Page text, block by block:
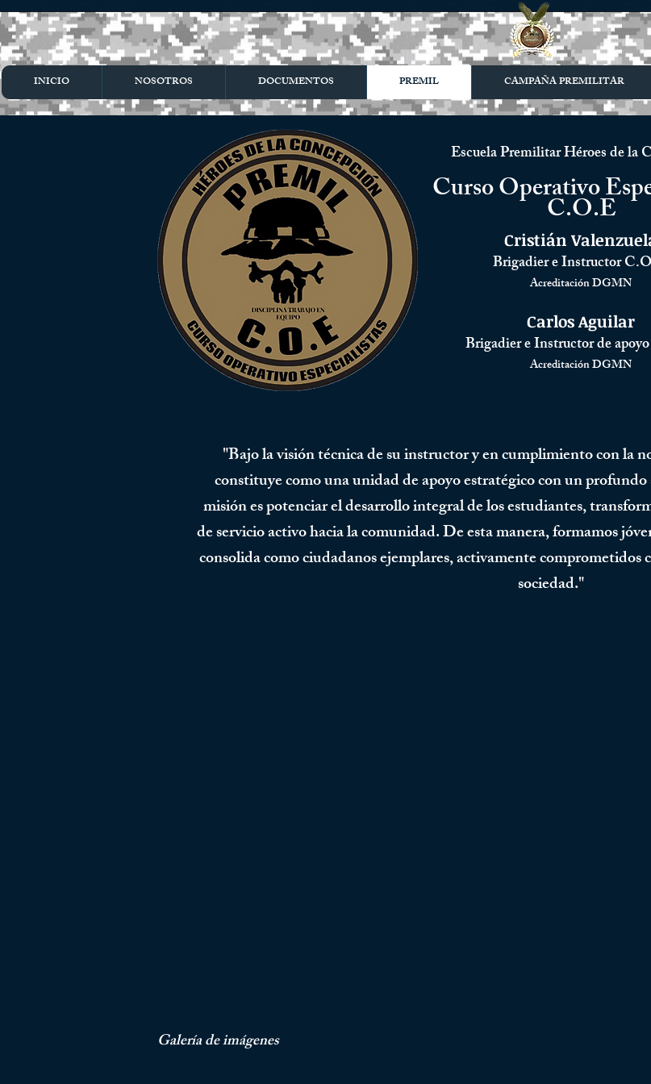
INICIO NOSOTROS DOCUMENTOS PREMIL CAMPAÑA PREMILITAR
Escuela Premilitar Héroes de la
Curso Operativo
C.O.E
Cristián
Brigadier e Instructor
Acreditación DGMN
Carlos Aguilar
Brigadier e Instructor de
Acreditación DGMN
"Bajo la visión técnica de su instructor y en cumplimiento con la
constituye como una unidad de apoyo estratégico con un
misión es potenciar el desarrollo integral de los estudiantes,
de servicio activo hacia la comunidad. De esta manera, formamos
consolida como ciudadanos ejemplares, activamente comprometidos
sociedad."
Galería deimágenes